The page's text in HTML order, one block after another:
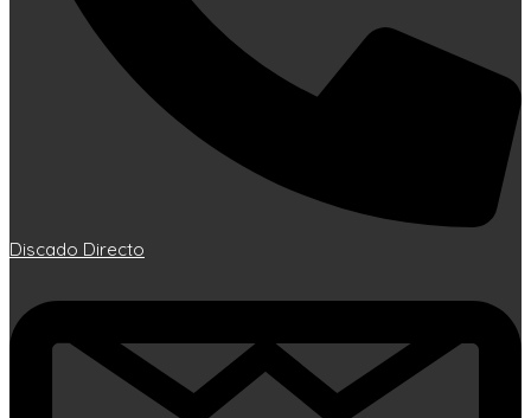
Discado Directo